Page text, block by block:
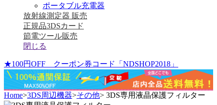
ポータブル充電器
放射線測定器 販売
正規品3DSカード
節電ツール販売
閉じる
★100円OFF クーポン券コード「NDSHOP2018」
Home>3DS周辺機器>その他> 3DS専用液晶保護フィルター